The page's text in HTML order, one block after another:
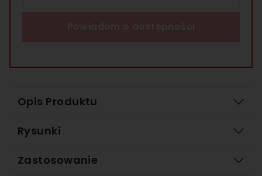
Opis Produktu
Rysunki
Zastosowanie